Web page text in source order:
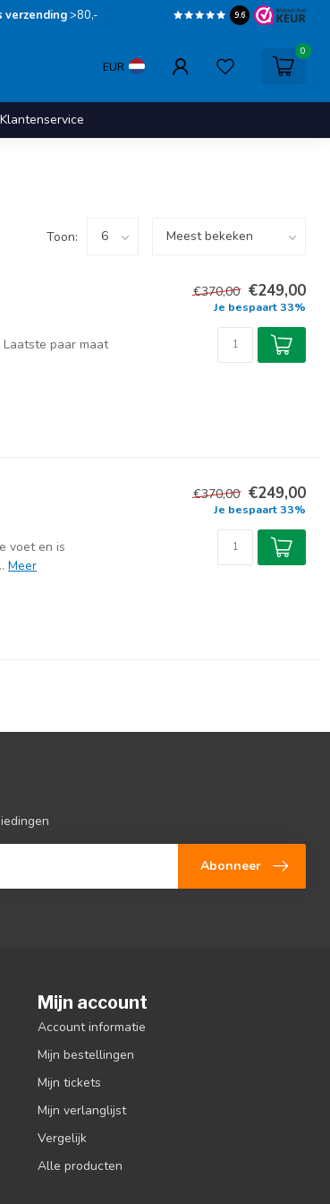
verzending>80,- 9.6
EUR
0
Klantenservice
Toon:
paar maat
€370,00 €249,00
Je bespaart 33%
voet en is
Meer
€370,00 €249,00
Je bespaart 33%
Abonneer
Mijn account
Account informatie
Mijn bestellingen
Mijn tickets
Mijn verlanglijst
Vergelijk
Alle producten